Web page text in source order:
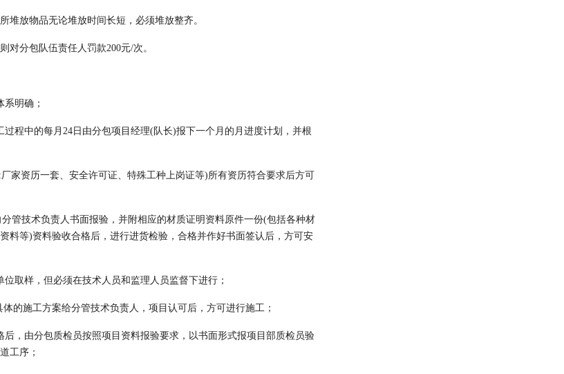
堆放物品无论堆放时间长短，必须堆放整齐。
对分包队伍责任人罚款200元/次。
明确；
程中的每月24日由分包项目经理(队长)报下一个月的月进度计划，并根
家资历一套、安全许可证、特殊工种上岗证等)所有资历符合要求后方可
管技术负责人书面报验，并附相应的材质证明资料原件一份(包括各种材
料等)资料验收合格后，进行进货检验，合格并作好书面签认后，方可安
取样，但必须在技术人员和监理人员监督下进行；
的施工方案给分管技术负责人，项目认可后，方可进行施工；
，由分包质检员按照项目资料报验要求，以书面形式报项目部质检员验
工序；